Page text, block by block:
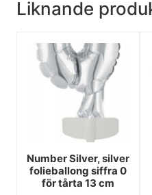
Liknande
Number Silver, silver
folieballong siffra 0
för tårta 13 cm